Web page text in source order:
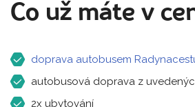
Co už máte v
doprava autobusem
autobusová doprava z
2x ubytování